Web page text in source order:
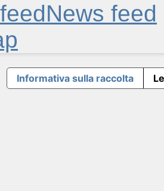
News feed
Informativa sulla raccolta